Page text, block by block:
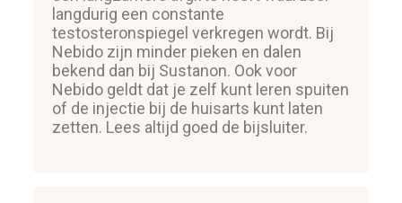
langdurig een constante
testosteronspiegel verkregen wordt. Bij
Nebido zijn minder pieken en dalen
bekend dan bij Sustanon. Ook voor
Nebido geldt dat je zelf kunt leren spuiten
of de injectie bij de huisarts kunt laten
zetten. Lees altijd goed de bijsluiter.